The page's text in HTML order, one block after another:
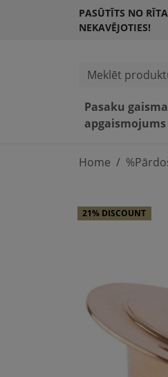
PASŪTĪTS NO
NEKAVĒJOTIES!
Meklēt produktus
Pasaku
apgaismojums
Home
21% DISCOUNT